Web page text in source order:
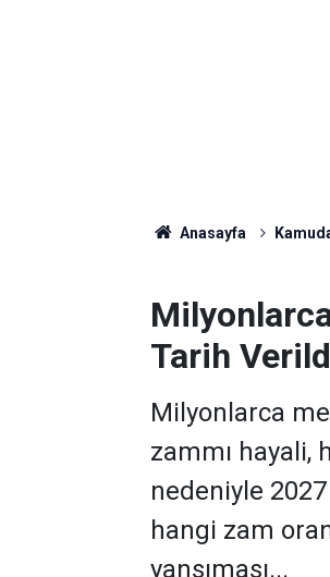
Anasayfa
Tarih
Milyonlarca
zammı hayali,
nedeniyle
hangi zam
yansıması...